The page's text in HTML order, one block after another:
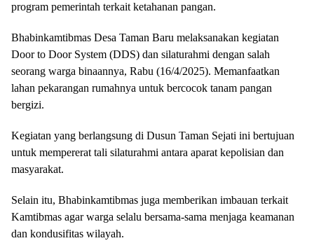
program pemerintah terkait ketahanan pangan.
Bhabinkamtibmas Desa Taman Baru melaksanakan kegiatan
Door to Door System (DDS) dan silaturahmi dengan salah
seorang warga binaannya, Rabu (16/4/2025). Memanfaatkan
lahan pekarangan rumahnya untuk bercocok tanam pangan
bergizi.
Kegiatan yang berlangsung di Dusun Taman Sejati ini bertujuan
untuk mempererat tali silaturahmi antara aparat kepolisian dan
masyarakat.
Selain itu, Bhabinkamtibmas juga memberikan imbauan terkait
Kamtibmas agar warga selalu bersama-sama menjaga keamanan
dan kondusifitas wilayah.